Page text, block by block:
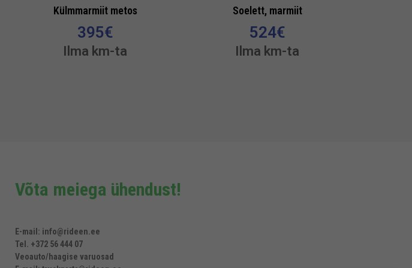
Külmmarmiit metos
395€
Ilma km-ta
Soelett, marmiit
524€
Ilma km-ta
Võta meiega ühendust!
E-mail: info@rideen.ee
Tel. +372 56 444 07
Veoauto/haagise varuosad